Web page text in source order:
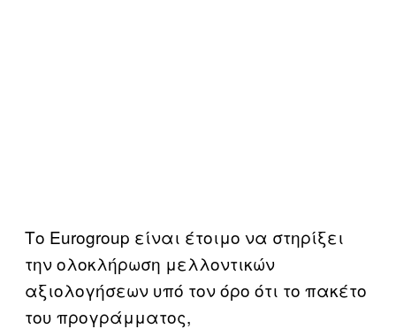
Το Eurogroup είναι έτοιμο να στηρίξει
την ολοκλήρωση μελλοντικών
αξιολογήσεων υπό τον όρο ότι το πακέτο
του προγράμματος,